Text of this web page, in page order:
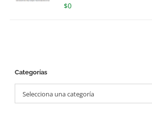
$0
Categorías
Selecciona una categoría